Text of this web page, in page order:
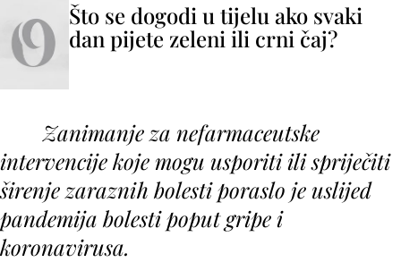
Što se dogodi u tijelu ako svaki
dan pijete zeleni ili crni čaj?
Zanimanje za nefarmaceutske
intervencije koje mogu usporiti ili spriječiti
širenje zaraznih bolesti poraslo je uslijed
pandemija bolesti poput gripe i
koronavirusa.